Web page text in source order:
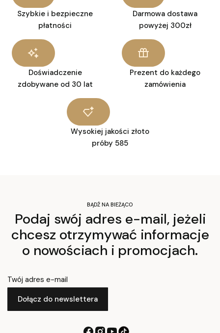
Szybkie i bezpieczne
płatności
Darmowa dostawa
powyżej 300zł
Doświadczenie
zdobywane od 30 lat
Prezent do każdego
zamówienia
Wysokiej jakości złoto
próby 585
BĄDŹ NA BIEŻĄCO
Podaj swój adres e-mail, jeżeli
chcesz otrzymywać informacje
o nowościach i promocjach.
Twój adres e-mail
Dołącz do newslettera